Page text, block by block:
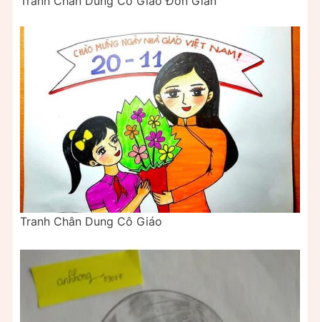
Tranh Chân Dung Cô Giáo